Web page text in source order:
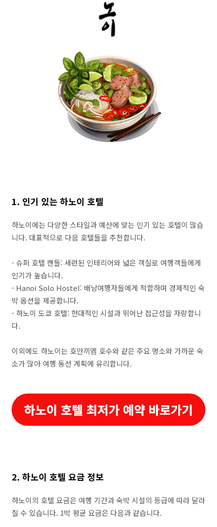
1. 인기 있는 하노이 호텔
하노이에는 다양한 스타일과 예산에 맞는 인기 있는 호텔이 많습
니다. 대표적으로 다음 호텔들을 추천합니다.
- 슈퍼 호텔 캔들: 세련된 인테리어와 넓은 객실로 여행객들에게
인기가 높습니다.
- Hanoi Solo Hostel: 배낭여행자들에게 적합하며 경제적인 숙
박 옵션을 제공합니다.
- 하노이 도쿄 호텔: 현대적인 시설과 뛰어난 접근성을 자랑합니
다.
이외에도 하노이는 호안끼엠 호수와 같은 주요 명소와 가까운 숙
소가 많아 여행 동선 계획에 유리합니다.
2. 하노이 호텔 요금 정보
하노이의 호텔 요금은 여행 기간과 숙박 시설의 등급에 따라 달라
질 수 있습니다. 1박 평균 요금은 다음과 같습니다.